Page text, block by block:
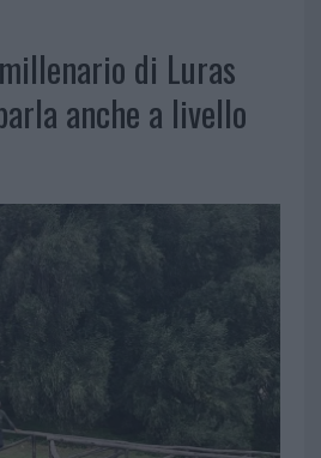
di Luras
anche a livello